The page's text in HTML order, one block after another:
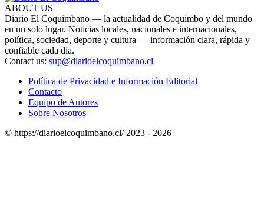
ABOUT US
Diario El Coquimbano — la actualidad de Coquimbo y del mundo
en un solo lugar. Noticias locales, nacionales e internacionales,
política, sociedad, deporte y cultura — información clara, rápida y
confiable cada día.
Contact us: sup@diarioelcoquimbano.cl
Política de Privacidad e Información Editorial
Contacto
Equipo de Autores
Sobre Nosotros
© https://diarioelcoquimbano.cl/ 2023 - 2026